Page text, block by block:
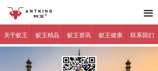
끀
网站首页
关于蚁王
蚁王精品
蚁王官网
关于蚁王 蚁王精品 蚁王资讯 蚁王健康 联系我们